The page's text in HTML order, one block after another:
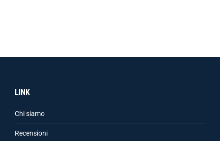
LINK
Chi siamo
Recensioni